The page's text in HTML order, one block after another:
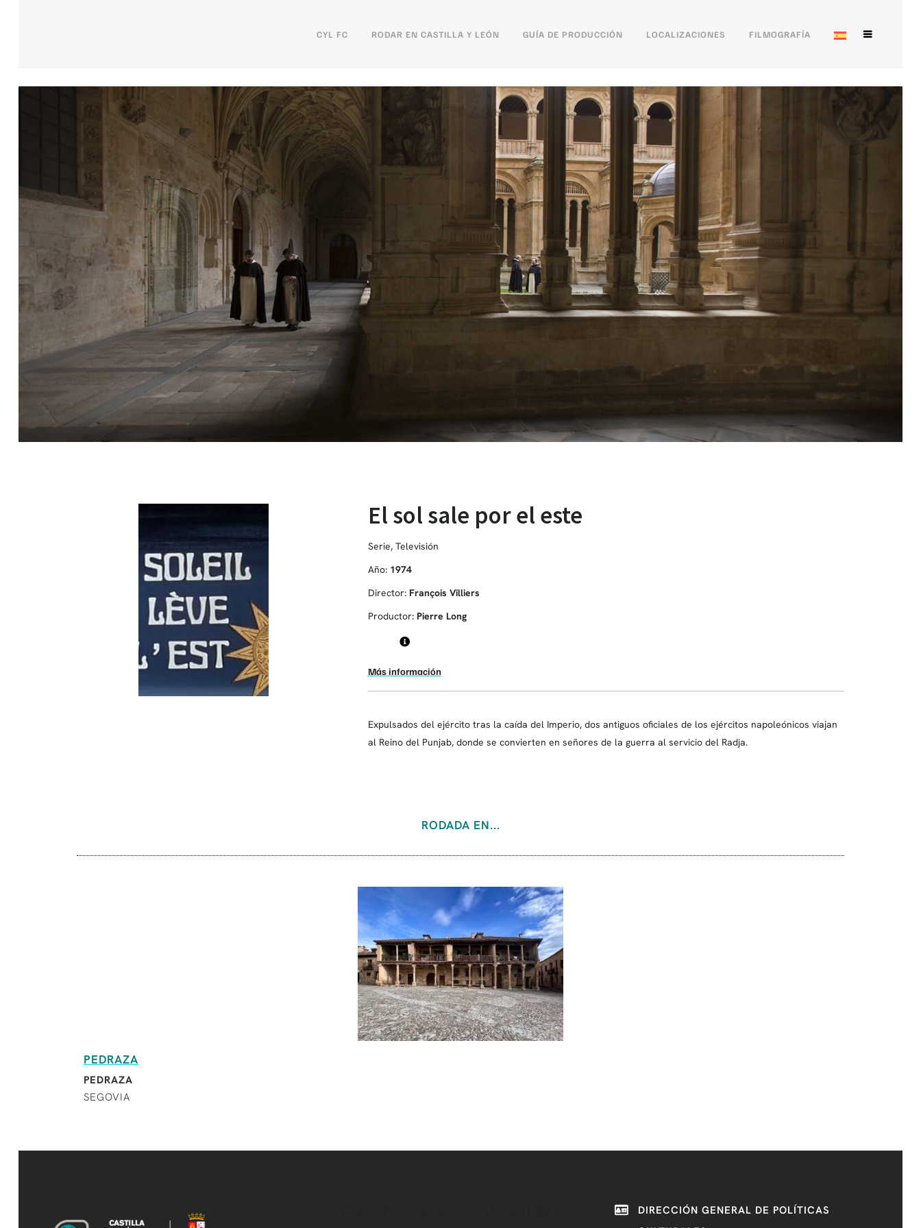
CYL FC RODAR EN CASTILLA Y LEÓN GUÍA DE PRODUCCIÓN LOCALIZACIONES FILMOGRAFÍA
El sol sale por el este
Serie, Televisión
Año: 1974
Director: François Villiers
Productor: Pierre Long
Más información
Expulsados ​​del ejército tras la caída del Imperio, dos antiguos oficiales de los ejércitos napoleónicos viajan
al Reino del Punjab, donde se convierten en señores de la guerra al servicio del Radja.
RODADA EN...
PEDRAZA
PEDRAZA
SEGOVIA
DIRECCIÓN GENERAL DE POLÍTICAS